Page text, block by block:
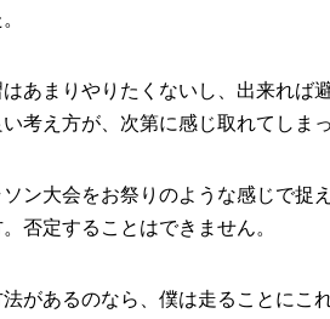
あまりやりたくないし、出来れば
考え方が、次第に感じ取れてしま
ン大会をお祭りのような感じで捉
否定することはできません。
があるのなら、僕は走ることにこ